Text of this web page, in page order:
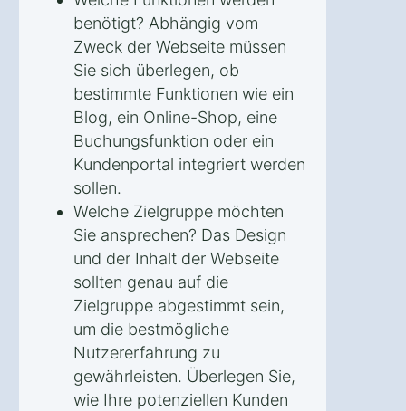
benötigt? Abhängig vom
Zweck der Webseite müssen
Sie sich überlegen, ob
bestimmte Funktionen wie ein
Blog, ein Online-Shop, eine
Buchungsfunktion oder ein
Kundenportal integriert werden
sollen.
Welche Zielgruppe möchten
Sie ansprechen? Das Design
und der Inhalt der Webseite
sollten genau auf die
Zielgruppe abgestimmt sein,
um die bestmögliche
Nutzererfahrung zu
gewährleisten. Überlegen Sie,
wie Ihre potenziellen Kunden